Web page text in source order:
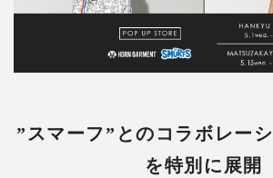
”スマーフ”とのコラボレー
を特別に展開